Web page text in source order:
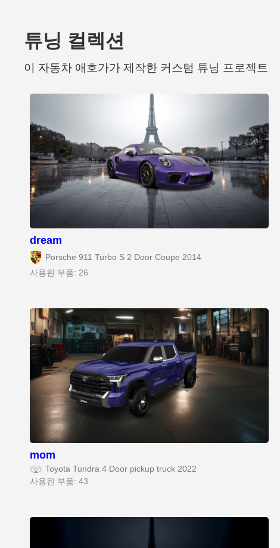
튜닝 컬렉션
이 자동차 애호가가 제작한 커스텀 튜닝 프로젝트
dream
Porsche 911 Turbo S 2 Door Coupe 2014
사용된 부품: 26
mom
Toyota Tundra 4 Door pickup truck 2022
사용된 부품: 43